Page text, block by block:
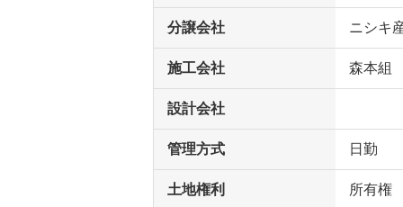
分譲会社 ニシキ
施工会社 森本組
設計会社
管理方式 日勤
土地権利 所有権